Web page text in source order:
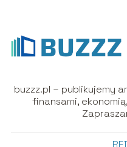
buzzz.pl – publikujemy
finansami,